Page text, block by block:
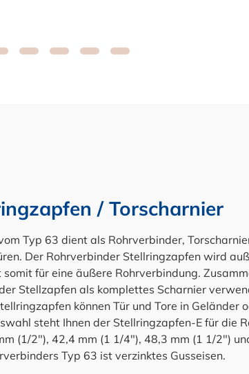
/ Torscharnier
Typ 63 dient als Rohrverbinder,
Der Rohrverbinder Stellringzapfen wird
für eine äußere Rohrverbindung.
Stellzapfen als komplettes Scharnier
können Tür und Tore in Geländer
steht Ihnen der Stellringzapfen-E für die
(1/2"), 42,4 mm (1 1/4"), 48,3 mm (1 1/2")
Typ 63 ist verzinktes Gusseisen.